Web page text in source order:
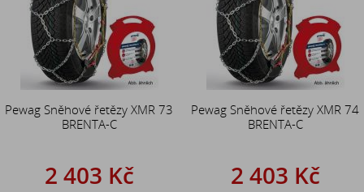
Pewag Sněhové řetězy XMR 73
BRENTA-C
2 403 Kč
Pewag Sněhové řetězy XMR 74
BRENTA-C
2 403 Kč